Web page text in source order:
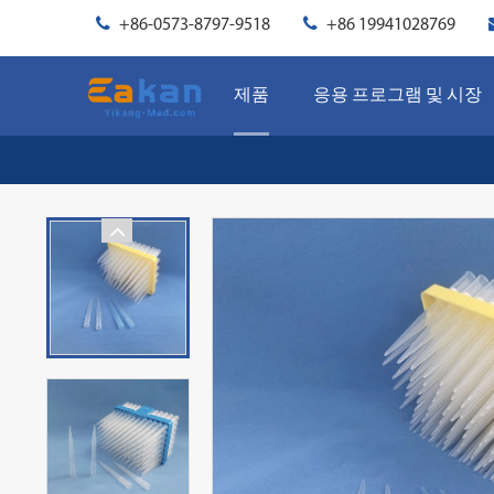
+86-0573-8797-9518 +86 19941028769
제품 응용 프로그램 및 시장